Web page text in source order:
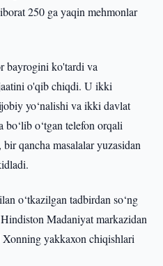
250 ga yaqin mehmonlar
bayrogini ko'tardi va
o'qib chiqdi. U ikki
yo‘nalishi va ikki davlat
o‘tgan telefon orqali
qancha masalalar yuzasidan
o‘tkazilgan tadbirdan so‘ng
Madaniyat markazidan
yakkaxon chiqishlari